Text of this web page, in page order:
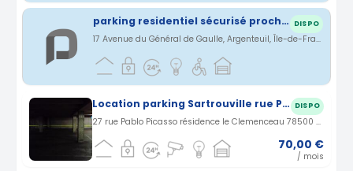
parking residentiel sécurisé proche hopital et gare sncf DISPO
17 Avenue du Général de Gaulle, Argenteuil, Île-de-France, France · 4.33 km
Location parking Sartrouville rue Pablo Picasso (78) DISPO
27 rue Pablo Picasso résidence le Clemenceau 78500 Sartrouville. · 3.04 km
70,00 €
/ mois